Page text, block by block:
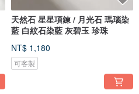
天然石 星星項鍊 / 月光石 瑪瑙染
藍 白紋石染藍 灰碧玉 珍珠
NT$ 1,180
可客製